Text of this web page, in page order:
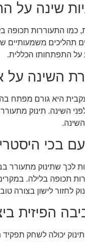
שינה על
כמו התעוררות
משמעותיים של
על התפתחותו הכללית.
השינה על
היא גורם מפתח
השינה. תינוק
בכי
לכך שתינוק מתעורר
תכופה בלילה.
לחזור לישון בצורה
הפיזית
יכולה לשחק תפקיד